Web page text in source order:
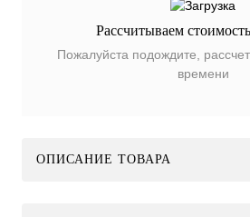
Рассчитываем
Пожалуйста подождите,
времени
ОПИСАНИЕ ТОВАРА